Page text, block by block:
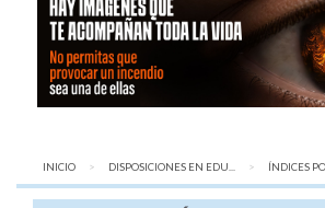
INICIO DISPOSICIONES EN EDU... AQUÍ:
ÍNDICES